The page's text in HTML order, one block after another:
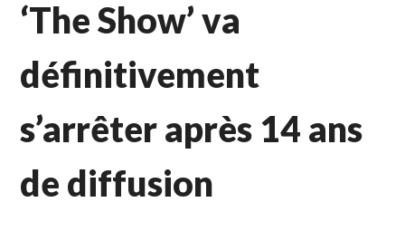
‘The Show’ va
définitivement
s’arrêter après 14 ans
de diffusion